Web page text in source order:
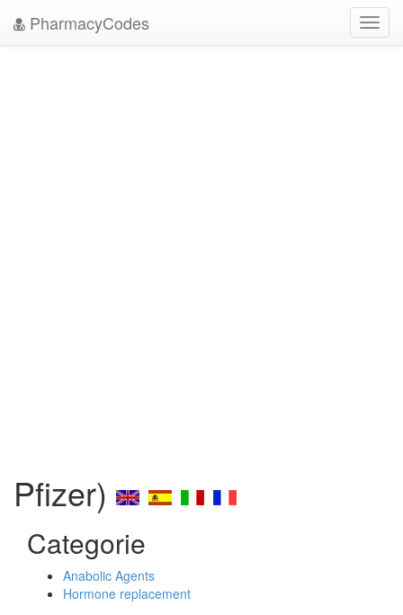
PharmacyCodes
Pfizer)
Categorie
Anabolic Agents
Hormone replacement